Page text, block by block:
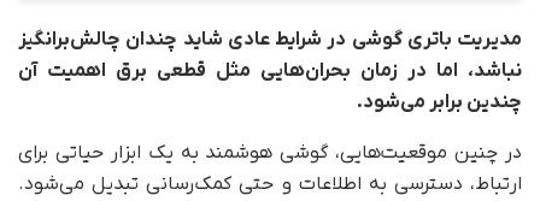
مدیریت باتری گوشی در شرایط عادی شاید چندان چالش‌برانگیز
نباشد، اما در زمان بحران‌هایی مثل قطعی برق اهمیت آن
چندین برابر می‌شود.
در چنین موقعیت‌هایی، گوشی هوشمند به یک ابزار حیاتی برای
ارتباط، دسترسی به اطلاعات و حتی کمک‌رسانی تبدیل می‌شود.